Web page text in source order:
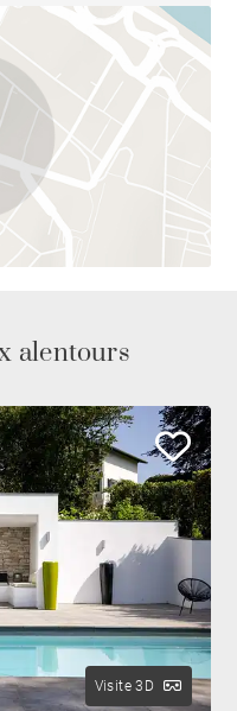
alentours
Visite 3D